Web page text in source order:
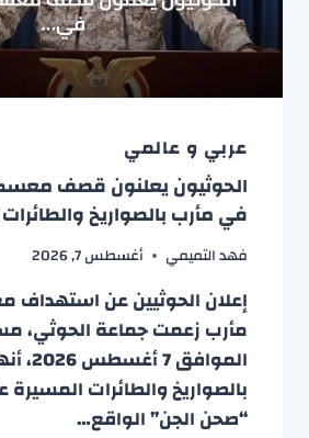
عربي و عالمي
الحوثيون يعلنون قصف
في مأرب بالصواريخ
فهد التميمي أغسطس 7, 2026
إعلان الحوثيين عن
مأرب زعمت جماعة الحوثي،
بالصواريخ والطائرات
“صحن الجن” الواقع…